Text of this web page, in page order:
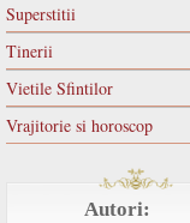
Superstitii
Tinerii
Vietile Sfintilor
Vrajitorie si horoscop
Autori: